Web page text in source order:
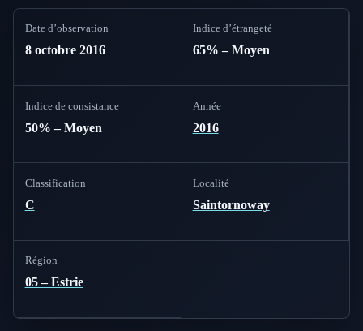
Date d’observation
8 octobre 2016
Indice d’étrangeté
65% – Moyen
Indice de consistance
50% – Moyen
Année
2016
Classification
C
Localité
Saintornoway
Région
05 – Estrie